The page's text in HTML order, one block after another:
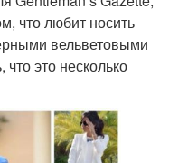
что любит носить
вельветовыми
это несколько